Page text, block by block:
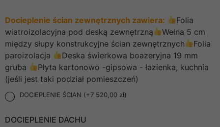
Docieplenie ścian zewnętrznych zawiera:
Folia
wiatroizolacyjna pod deską zewnętrzną
Wełna 5 cm
między słupy konstrukcyjne ścian zewnętrznych
Folia
paroizolacja
Deska świerkowa boazeryjna 19 mm
gruba
Płyta kartonowo -gipsowa - łazienka, kuchnia
(jeśli jest taki podział pomieszczeń)
DOCIEPLENIE ŚCIAN (+7 520,00 zł)
DOCIEPLENIE DACHU